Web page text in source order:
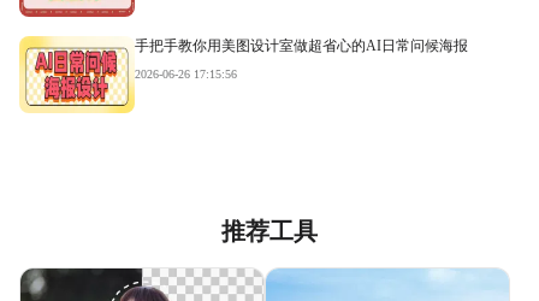
手把手教你用美图设计室做超省心的AI日常问候海报
2026-06-26 17:15:56
推荐工具